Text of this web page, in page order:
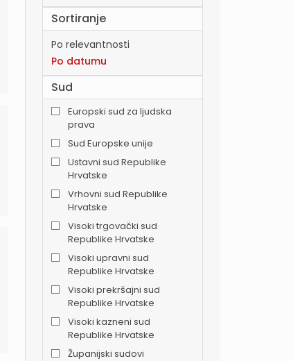
Sortiranje
Po relevantnosti
Po datumu
Sud
Europski sud za ljudska
prava
Sud Europske unije
Ustavni sud Republike
Hrvatske
Vrhovni sud Republike
Hrvatske
Visoki trgovački sud
Republike Hrvatske
Visoki upravni sud
Republike Hrvatske
Visoki prekršajni sud
Republike Hrvatske
Visoki kazneni sud
Republike Hrvatske
Županijski sudovi